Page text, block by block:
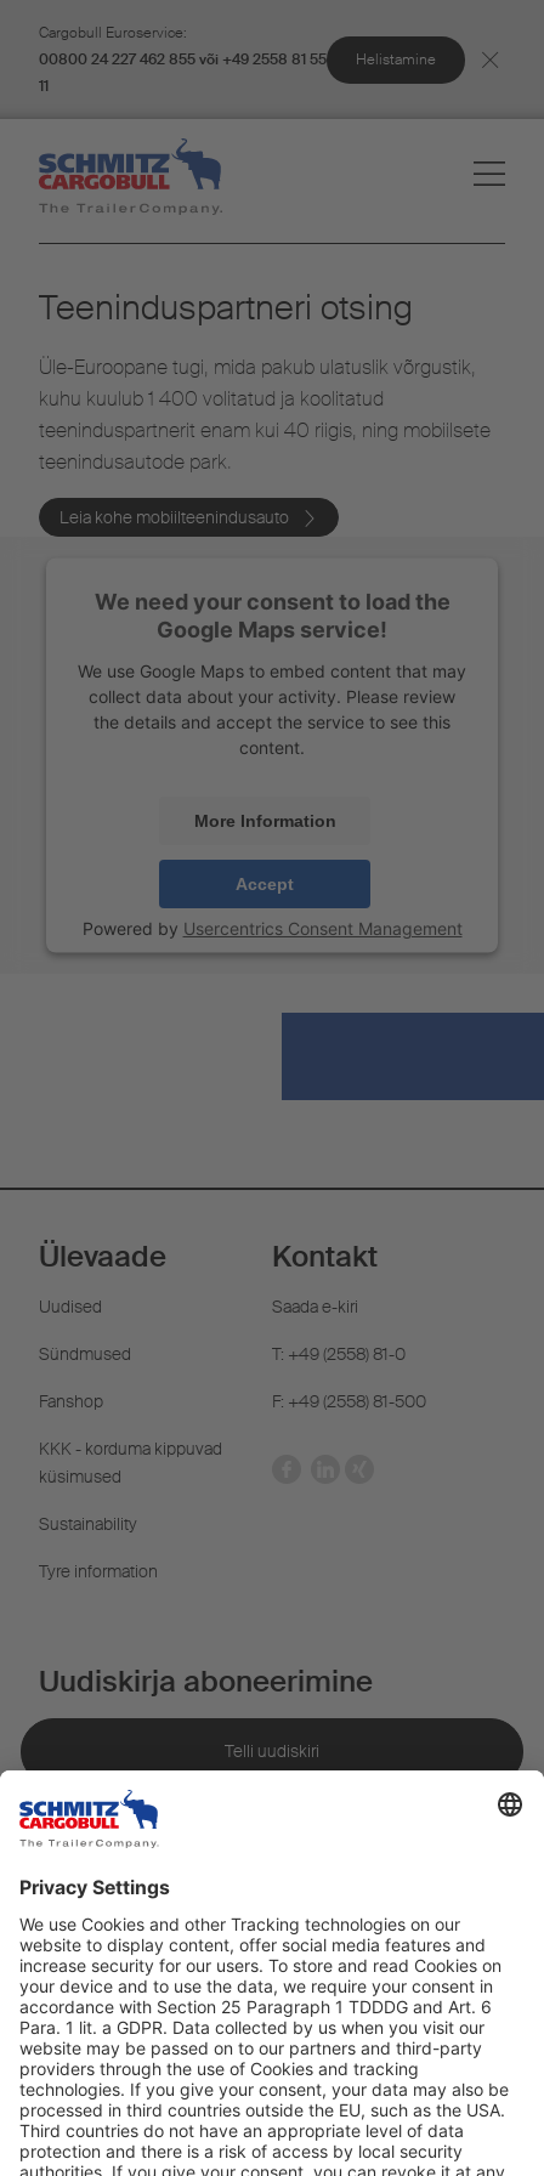
Cargobull Euroservice:
00800 24 227 462 855 või +49 2558 81 55
11
Helistamine
Teeninduspartneri otsing
Üle-Euroopane tugi, mida pakub ulatuslik võrgustik,
kuhu kuulub 1 400 volitatud ja koolitatud
teeninduspartnerit enam kui 40 riigis, ning mobiilsete
teenindusautode park.
Leia kohe mobiilteenindusauto
We need your consent to load the
Google Maps service!
We use Google Maps to embed content that may
collect data about your activity. Please review
the details and accept the service to see this
content.
More Information
Accept
Powered by Usercentrics Consent Management
Ülevaade
Uudised
Sündmused
Fanshop
KKK - korduma kippuvad
küsimused
Sustainability
Tyre information
Kontakt
Saada e-kiri
T: +49 (2558) 81-0
F: +49 (2558) 81-500
Uudiskirja aboneerimine